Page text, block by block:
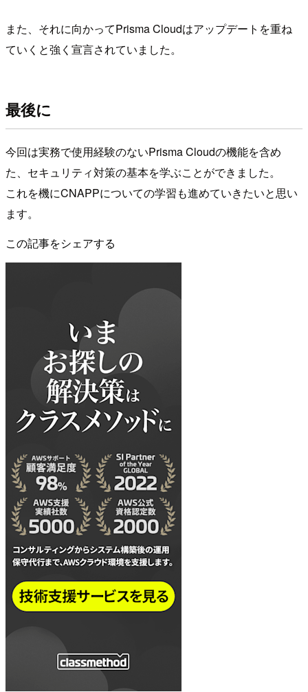
また、それに向かってPrisma Cloudはアップデートを重ね
ていくと強く宣言されていました。
最後に
今回は実務で使用経験のないPrisma Cloudの機能を含め
た、セキュリティ対策の基本を学ぶことができました。
これを機にCNAPPについての学習も進めていきたいと思い
ます。
この記事をシェアする